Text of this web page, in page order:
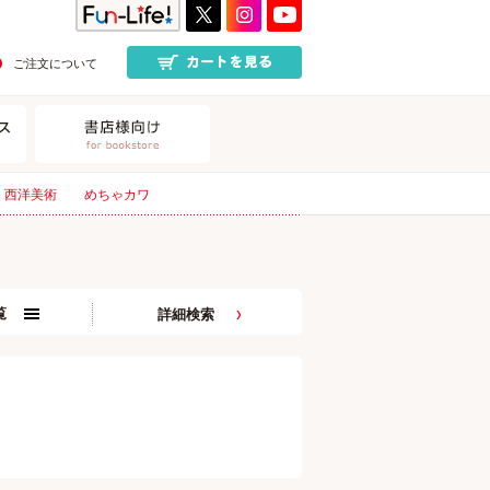
ご注文について
西洋美術 めちゃカワ
詳細検索